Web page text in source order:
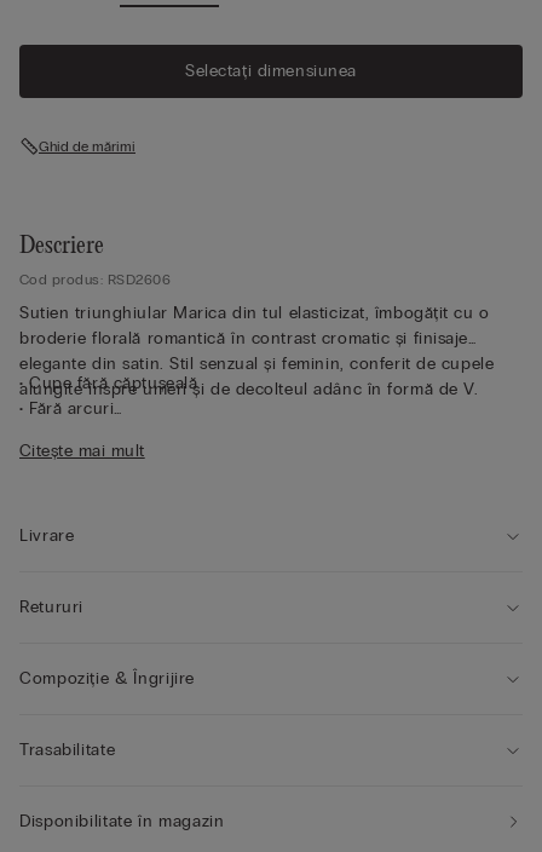
Selectați dimensiunea
Ghid de mărimi
Descriere
Cod produs: RSD2606
Sutien triunghiular Marica din tul elasticizat, îmbogățit cu o
broderie florală romantică în contrast cromatic și finisaje
elegante din satin. Stil senzual și feminin, conferit de cupele
alungite înspre umeri și de decolteul adânc în formă de V.
• Cupe fără căptușeală
• Fără arcuri
• Bretele reglabile la spate
/ 85B / 42B
Citește mai mult
Livrare
Retururi
Compoziție & Îngrijire
Trasabilitate
Disponibilitate în magazin